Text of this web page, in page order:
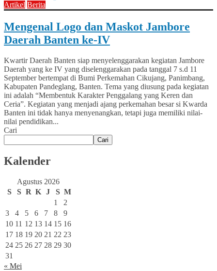
Artikel Berita
Mengenal Logo dan Maskot Jambore
Daerah Banten ke-IV
Kwartir Daerah Banten siap menyelenggarakan kegiatan Jambore
Daerah yang ke IV yang diselenggarakan pada tanggal 7 s.d 11
September bertempat di Bumi Perkemahan Cikujang, Panimbang,
Kabupaten Pandeglang, Banten. Tema yang diusung pada kegiatan
ini adalah “Membentuk Karakter Penggalang yang Keren dan
Ceria”. Kegiatan yang menjadi ajang perkemahan besar si Kwarda
Banten ini tidak hanya menyenangkan, tetapi juga memiliki nilai-
nilai pendidikan...
Cari
Cari
Kalender
Agustus 2026
S
S R K J S M
1
2
3
4 5 6 7 8
9
10 11 12 13 14 15 16
17 18 19 20 21 22 23
24 25 26 27 28 29 30
31
« Mei